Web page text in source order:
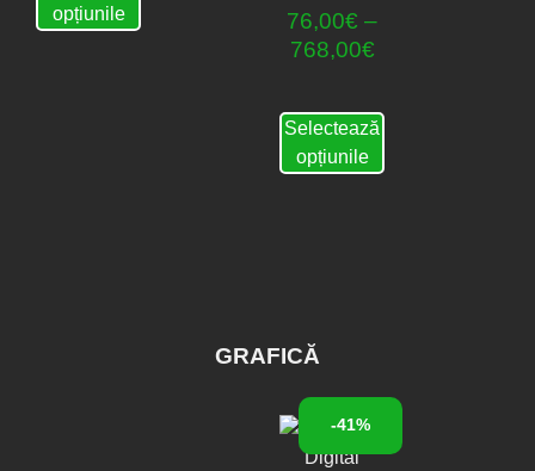
opțiunile
76,00€ –
768,00€
Selectează
opțiunile
GRAFICĂ
-41%